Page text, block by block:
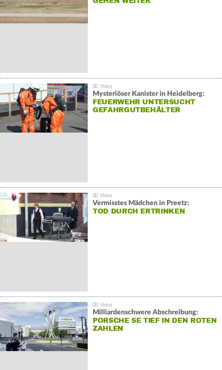
Mysteriöser Kanister in Heidelberg:
FEUERWEHR UNTERSUCHT
GEFAHRGUTBEHÄLTER
Vermisstes Mädchen in Preetz:
TOD DURCH ERTRINKEN
Milliardenschwere Abschreibung:
PORSCHE SE TIEF IN DEN ROTEN
ZAHLEN